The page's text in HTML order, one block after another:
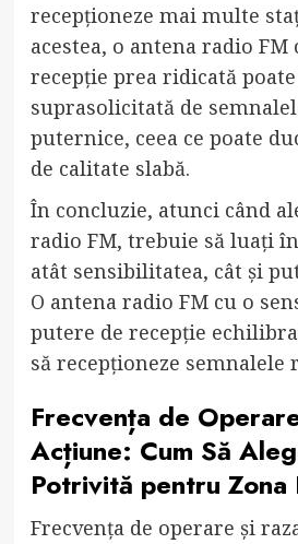
recepționeze mai multe
acestea, o antena radio FM
recepție prea ridicată
suprasolicitată de
puternice, ceea ce poate
de calitate slabă.
În concluzie, atunci când
radio FM, trebuie să luați
atât sensibilitatea, cât și
O antena radio FM cu o
putere de recepție
să recepționeze semnalele
Frecvența de
Acțiune: Cum Să
Potrivită pentru Zona
Frecvența de operare și